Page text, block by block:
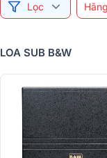
Lọc Hãng
LOA SUB B&W